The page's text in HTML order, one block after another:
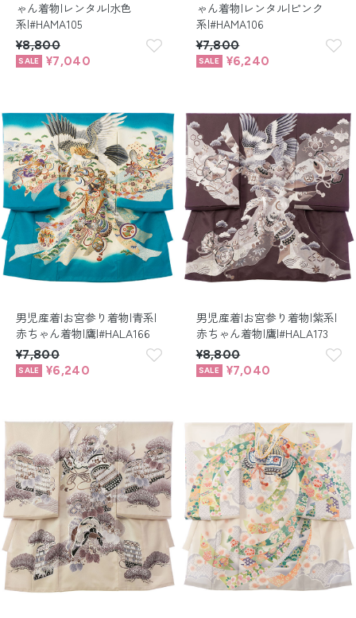
ゃん着物|レンタル|水色
系|#HAMA105
¥8,800
¥7,040
ゃん着物|レンタル|ピンク
系|#HAMA106
¥7,800
¥6,240
男児産着|お宮参り着物|青系|
赤ちゃん着物|鷹|#HALA166
¥7,800
¥6,240
男児産着|お宮参り着物|紫系|
赤ちゃん着物|鷹|#HALA173
¥8,800
¥7,040